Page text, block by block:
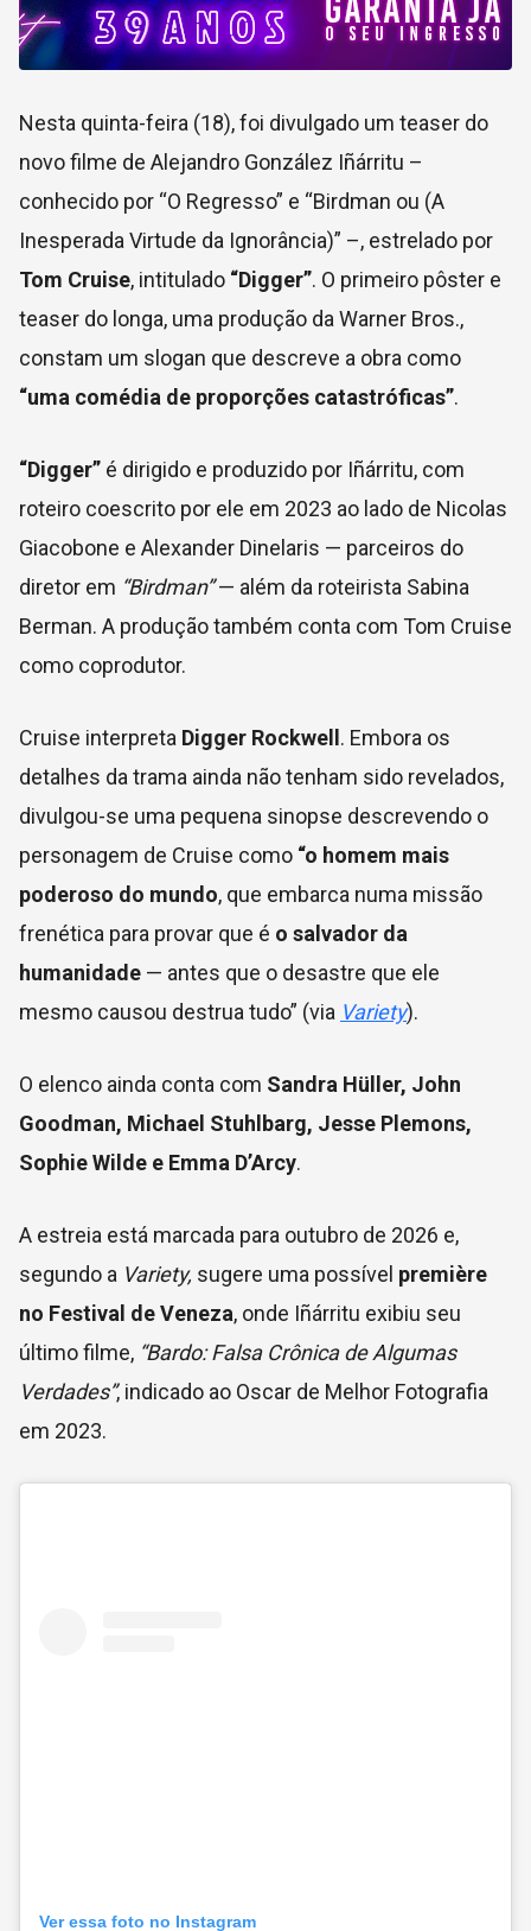
Nesta quinta-feira (18), foi divulgado um teaser do
novo filme de Alejandro González Iñárritu –
conhecido por “O Regresso” e “Birdman ou (A
Inesperada Virtude da Ignorância)” –, estrelado por
Tom Cruise, intitulado “Digger”. O primeiro pôster e
teaser do longa, uma produção da Warner Bros.,
constam um slogan que descreve a obra como
“uma comédia de proporções catastróficas”.
“Digger” é dirigido e produzido por Iñárritu, com
roteiro coescrito por ele em 2023 ao lado de Nicolas
Giacobone e Alexander Dinelaris — parceiros do
diretor em “Birdman”— além da roteirista Sabina
Berman. A produção também conta com Tom Cruise
como coprodutor.
Cruise interpreta Digger Rockwell . Embora os
detalhes da trama ainda não tenham sido revelados,
divulgou-se uma pequena sinopse descrevendo o
personagem de Cruise como “o homem mais
poderoso do mundo, que embarca numa missão
frenética para provar que é o salvador da
humanidade — antes que o desastre que ele
mesmo causou destrua tudo” (via Variety).
O elenco ainda conta com Sandra Hüller, John
Goodman, Michael Stuhlbarg, Jesse Plemons,
Sophie Wilde e Emma D’Arcy.
A estreia está marcada para outubro de 2026 e,
segundo a Variety, sugere uma possível première
no Festival de Veneza, onde Iñárritu exibiu seu
último filme, “Bardo: Falsa Crônica de Algumas
Verdades”, indicado ao Oscar de Melhor Fotografia
em 2023.
Ver essa foto no Instagram